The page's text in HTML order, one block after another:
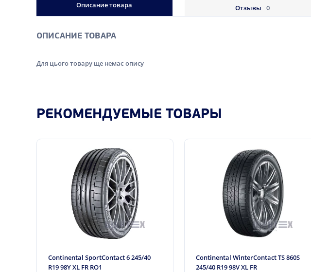
Описание товара Отзывы 0
ОПИСАНИЕ ТОВАРА
Для цього товару ще немає опису
РЕКОМЕНДУЕМЫЕ ТОВАРЫ
Continental SportContact 6 245/40
R19 98Y XL FR RO1
Continental WinterContact TS 860S
245/40 R19 98V XL FR